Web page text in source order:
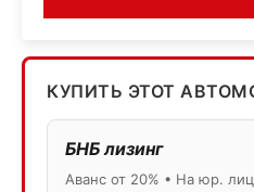
КУПИТЬ ЭТОТ
БНБ лизинг
Аванс от 20% • На юр.